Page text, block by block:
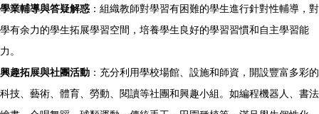
學業輔導與答疑解惑 ：組織教師對學習有困難的學生進行針對性輔導，對
學有余力的學生拓展學習空間，培養學生良好的學習習慣和自主學習能
力。
興趣拓展與社團活動 ：充分利用學校場館、設施和師資，開設豐富多彩的
科技、藝術、體育、勞動、閱讀等社團和興趣小組。如編程機器人、書法